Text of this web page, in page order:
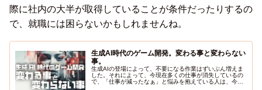
際に社内の大半が取得していることが条件だったりするの
で、就職には困らないかもしれませんね。
生成AI時代のゲーム開発。変わる事と変わらない
事。
生成AIの登場によって、不要になる作業はずいぶん増えま
した。それによって、今現在多くの仕事が消失しているの
で、「仕事が減ったなぁ」と悩みを抱えている人は、今後